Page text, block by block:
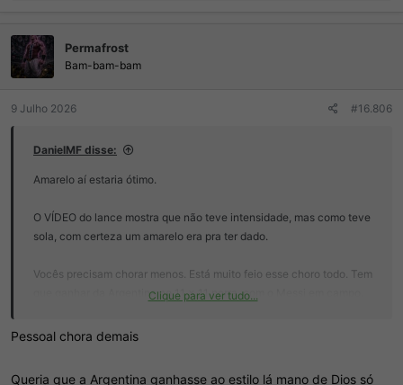
ç
e
s
Permafrost
Bam-bam-bam
9 Julho 2026 #16.806
DanielMF disse:
Amarelo aí estaria ótimo.
O VÍDEO do lance mostra que não teve intensidade, mas como teve
sola, com certeza um amarelo era pra ter dado.
Vocês precisam chorar menos. Está muito feio esse choro todo. Tem
que ganhar da Argentina no 11 x 11 porra, com o Messi em campo.
E nem precisam se preocupar, essa Argentina não ganha a copa
Clique para ver tudo...
Pessoal chora demais
Queria que a Argentina ganhasse ao estilo lá mano de Dios só